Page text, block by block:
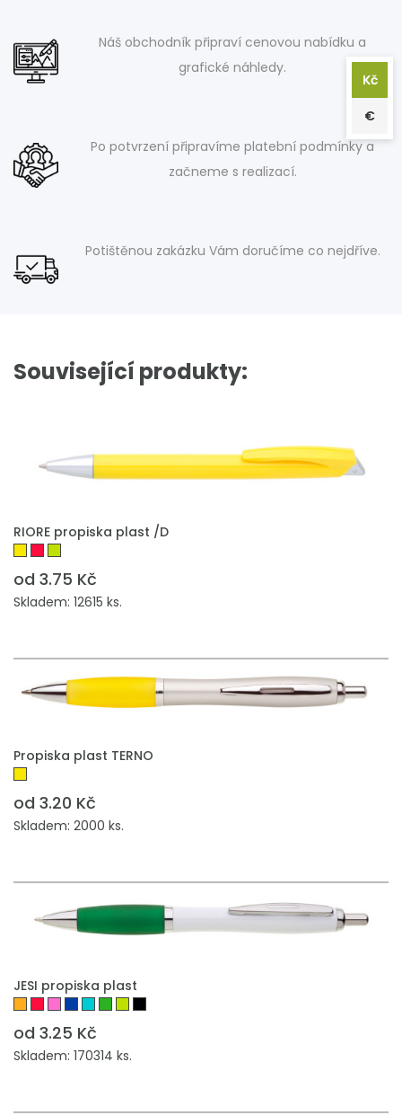
Náš obchodník připraví cenovou nabídku a
grafické náhledy.
Po potvrzení připravíme platební podmínky a
začneme s realizací.
Potištěnou zakázku Vám doručíme co nejdříve.
Související produkty:
PŘIDAT DO POPTÁVKY
RIORE propiska plast /D
od 3.75 Kč
Skladem: 12615 ks.
PŘIDAT DO POPTÁVKY
Propiska plast TERNO
od 3.20 Kč
Skladem: 2000 ks.
PŘIDAT DO POPTÁVKY
JESI propiska plast
od 3.25 Kč
Skladem: 170314 ks.
Kč
€